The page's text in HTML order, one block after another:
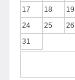
17
18 19
24
25 26
31